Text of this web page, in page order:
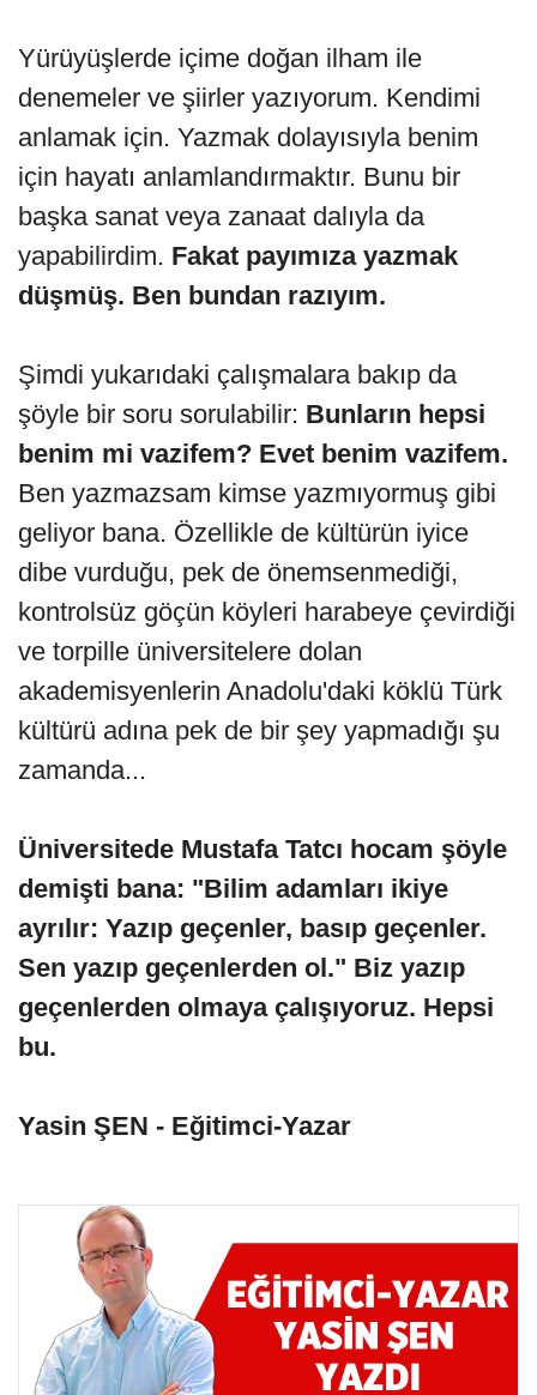
Yürüyüşlerde içime doğan ilham ile
denemeler ve şiirler yazıyorum. Kendimi
anlamak için. Yazmak dolayısıyla benim
için hayatı anlamlandırmaktır. Bunu bir
başka sanat veya zanaat dalıyla da
yapabilirdim. Fakat payımıza yazmak
düşmüş. Ben bundan razıyım.
Şimdi yukarıdaki çalışmalara bakıp da
şöyle bir soru sorulabilir: Bunların hepsi
benim mi vazifem? Evet benim vazifem.
Ben yazmazsam kimse yazmıyormuş gibi
geliyor bana. Özellikle de kültürün iyice
dibe vurduğu, pek de önemsenmediği,
kontrolsüz göçün köyleri harabeye çevirdiği
ve torpille üniversitelere dolan
akademisyenlerin Anadolu'daki köklü Türk
kültürü adına pek de bir şey yapmadığı şu
zamanda...
Üniversitede Mustafa Tatcı hocam şöyle
demişti bana: "Bilim adamları ikiye
ayrılır: Yazıp geçenler, basıp geçenler.
Sen yazıp geçenlerden ol." Biz yazıp
geçenlerden olmaya çalışıyoruz. Hepsi
bu.
Yasin ŞEN - Eğitimci-Yazar